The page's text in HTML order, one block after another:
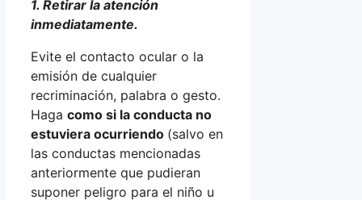
1. Retirar la atención
inmediatamente.
Evite el contacto ocular o la
emisión de cualquier
recriminación, palabra o gesto.
Haga como si la conducta no
estuviera ocurriendo (salvo en
las conductas mencionadas
anteriormente que pudieran
suponer peligro para el niño u